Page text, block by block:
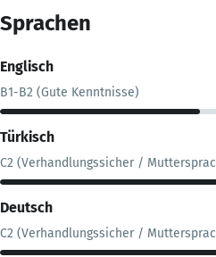
Sprachen
Englisch
B1-B2 (Gute Kenntnisse)
Türkisch
C2 (Verhandlungssicher /
Deutsch
C2 (Verhandlungssicher /